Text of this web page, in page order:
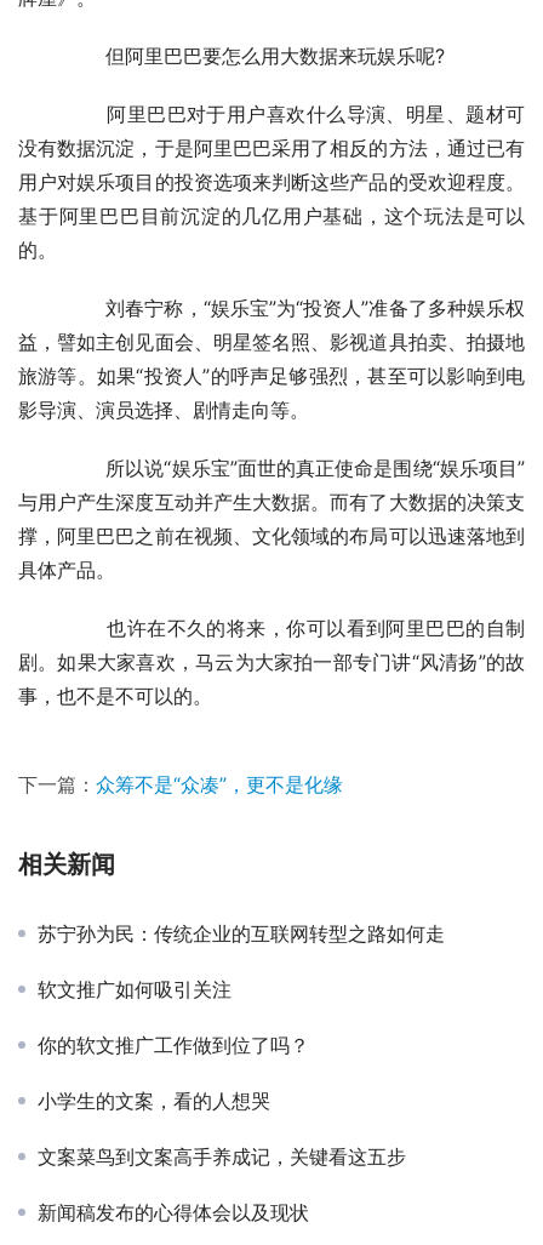
	　　但阿里巴巴要怎么用大数据来玩娱乐呢?
没有数据沉淀，于是阿里巴巴采用了相反的方法，通过已有
用户对娱乐项目的投资选项来判断这些产品的受欢迎程度。
基于阿里巴巴目前沉淀的几亿用户基础，这个玩法是可以
的。
益，譬如主创见面会、明星签名照、影视道具拍卖、拍摄地
旅游等。如果“投资人”的呼声足够强烈，甚至可以影响到电
影导演、演员选择、剧情走向等。
与用户产生深度互动并产生大数据。而有了大数据的决策支
撑，阿里巴巴之前在视频、文化领域的布局可以迅速落地到
具体产品。
剧。如果大家喜欢，马云为大家拍一部专门讲“风清扬”的故
事，也不是不可以的。
下一篇： 众筹不是“众凑”，更不是化缘
相关新闻
苏宁孙为民：传统企业的互联网转型之路如何走
软文推广如何吸引关注
你的软文推广工作做到位了吗？
小学生的文案，看的人想哭
文案菜鸟到文案高手养成记，关键看这五步
新闻稿发布的心得体会以及现状